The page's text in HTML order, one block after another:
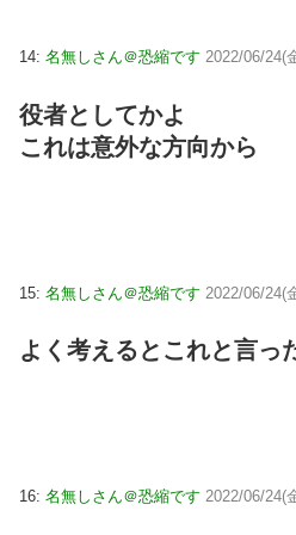
14: 名無しさん＠恐縮です 2022/06/24(
役者としてかよ
これは意外な方向から
15: 名無しさん＠恐縮です 2022/06/24(
よく考えるとこれと言っ
16: 名無しさん＠恐縮です 2022/06/24(